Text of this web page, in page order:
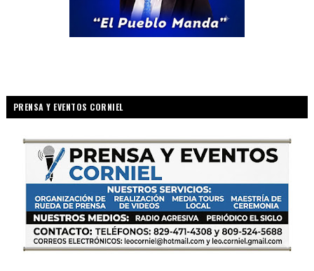
PRENSA Y EVENTOS CORNIEL